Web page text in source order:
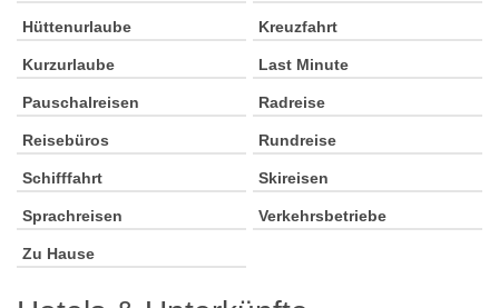
Hüttenurlaube Kreuzfahrt
Kurzurlaube Last Minute
Pauschalreisen Radreise
Reisebüros Rundreise
Schifffahrt Skireisen
Sprachreisen Verkehrsbetriebe
Zu Hause